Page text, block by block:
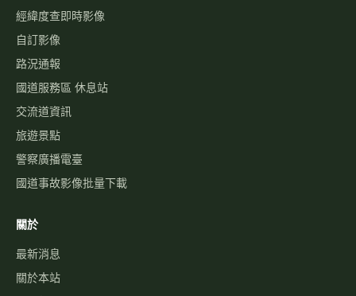
經緯度查即時影像
自訂影像
路況通報
國道服務區 休息站
交流道資訊
旅遊景點
警察廣播電臺
國道事故影像批量下載
關於
最新消息
關於本站